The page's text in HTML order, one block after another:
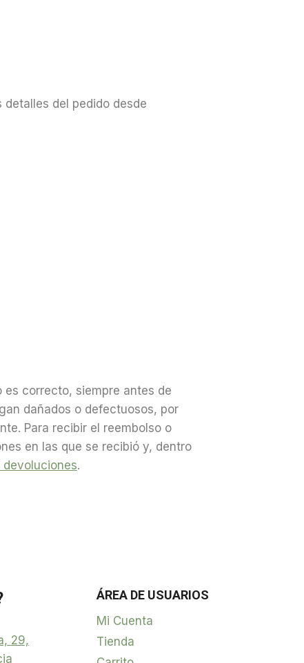
del pedido desde
correcto, siempre antes de
dañados o defectuosos, por
Para recibir el reembolso o
en las que se recibió y, dentro
.
29,
ÁREA DE USUARIOS
Mi Cuenta
Tienda